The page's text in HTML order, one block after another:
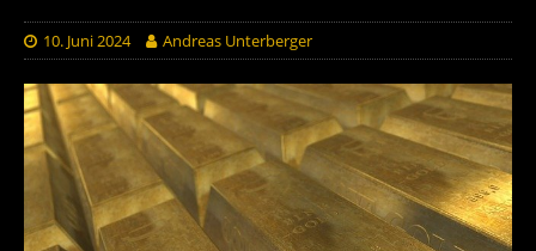
10. Juni 2024 Andreas Unterberger